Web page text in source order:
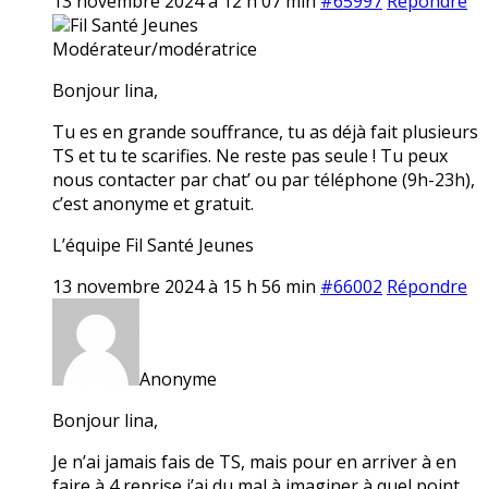
Fil Santé Jeunes
Modérateur/modératrice
Bonjour lina,
Tu es en grande souffrance, tu as déjà fait plusieurs
TS et tu te scarifies. Ne reste pas seule ! Tu peux
nous contacter par chat’ ou par téléphone (9h-23h),
c’est anonyme et gratuit.
L’équipe Fil Santé Jeunes
13 novembre 2024 à 15 h 56 min #66002 Répondre
Anonyme
Bonjour lina,
Je n’ai jamais fais de TS, mais pour en arriver à en